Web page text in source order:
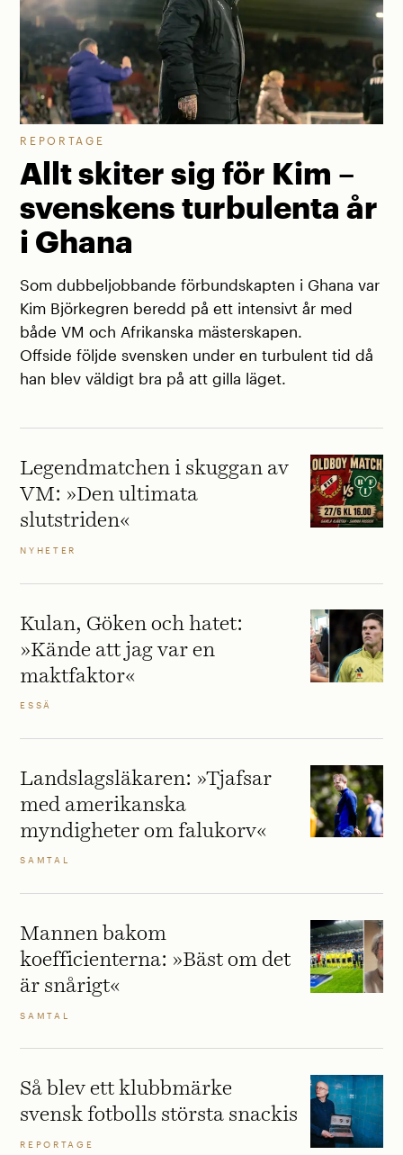
REPORTAGE
Allt skiter sig för Kim –
svenskens turbulenta år
i Ghana
Som dubbeljobbande förbundskapten i Ghana var
Kim Björkegren beredd på ett intensivt år med
både VM och Afrikanska mästerskapen.
Offside följde svensken under en turbulent tid då
han blev väldigt bra på att gilla läget.
Legendmatchen i skuggan av
VM: »Den ultimata
slutstriden«
NYHETER
Kulan, Göken och hatet:
»Kände att jag var en
maktfaktor«
ESSÄ
Landslagsläkaren: »Tjafsar
med amerikanska
myndigheter om falukorv«
SAMTAL
Mannen bakom
koefficienterna: »Bäst om det
är snårigt«
SAMTAL
Så blev ett klubbmärke
svensk fotbolls största snackis
REPORTAGE